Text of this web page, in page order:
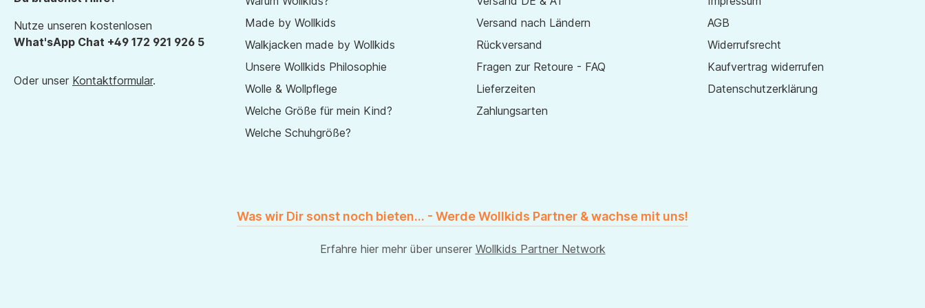
Nutze unseren kostenlosen
What'sApp Chat +49 172 921 926 5
Oder unser Kontaktformular.
Made by Wollkids
Walkjacken made by Wollkids
Unsere Wollkids Philosophie
Wolle & Wollpflege
Welche Größe für mein Kind?
Welche Schuhgröße?
Versand nach Ländern
Rückversand
Fragen zur Retoure - FAQ
Lieferzeiten
Zahlungsarten
AGB
Widerrufsrecht
Kaufvertrag widerrufen
Datenschutzerklärung
Was wir Dir sonst noch bieten... - Werde Wollkids Partner & wachse mit uns!
Erfahre hier mehr über unserer Wollkids Partner Network